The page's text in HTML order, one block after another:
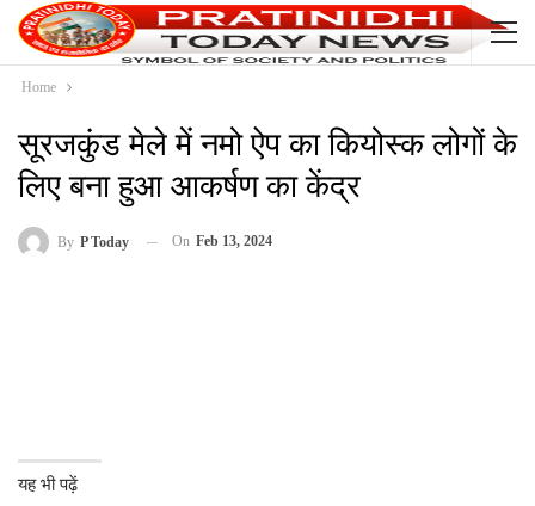
Home
सूरजकुंड मेले में नमो ऐप का कियोस्क लोगों के
लिए बना हुआ आकर्षण का केंद्र
By P Today On Feb 13, 2024
यह भी पढ़ें